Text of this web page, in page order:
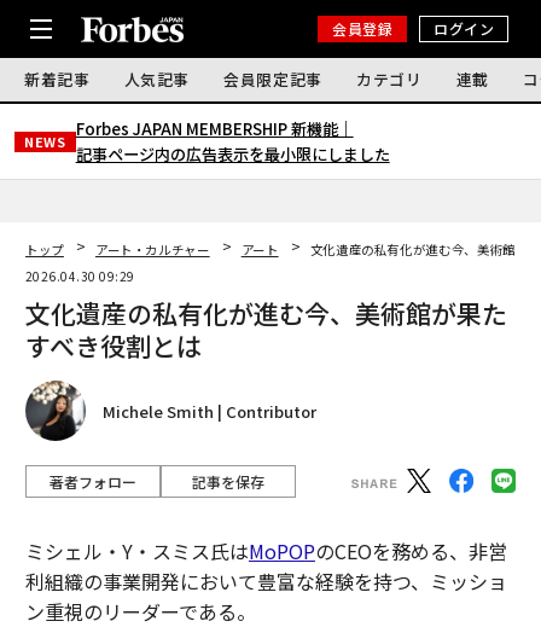
会員登録 ログイン
新着記事 人気記事 会員限定記事 カテゴリ 連載
NEWS
Forbes JAPAN MEMBERSHIP 新機能｜
記事ページ内の広告表示を最小限にしました
トップ アート・カルチャー アート
文化遺産の私有化が進む今、美術館が
2026.04.30 09:29
文化遺産の私有化が進む今、美術館が果た
すべき役割とは
Michele Smith | Contributor
著者フォロー 記事を保存
ミシェル・Y・スミス氏はMoPOPのCEOを務める、非営
利組織の事業開発において豊富な経験を持つ、ミッショ
ン重視のリーダーである。